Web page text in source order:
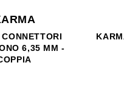
M - RCA-F -